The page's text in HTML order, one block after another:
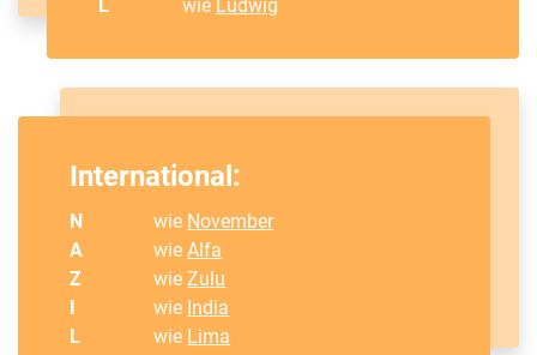
L wie Ludwig
International:
N wie November
A
wieAlfa
Z
wieZulu
I
wie India
L
wie Lima